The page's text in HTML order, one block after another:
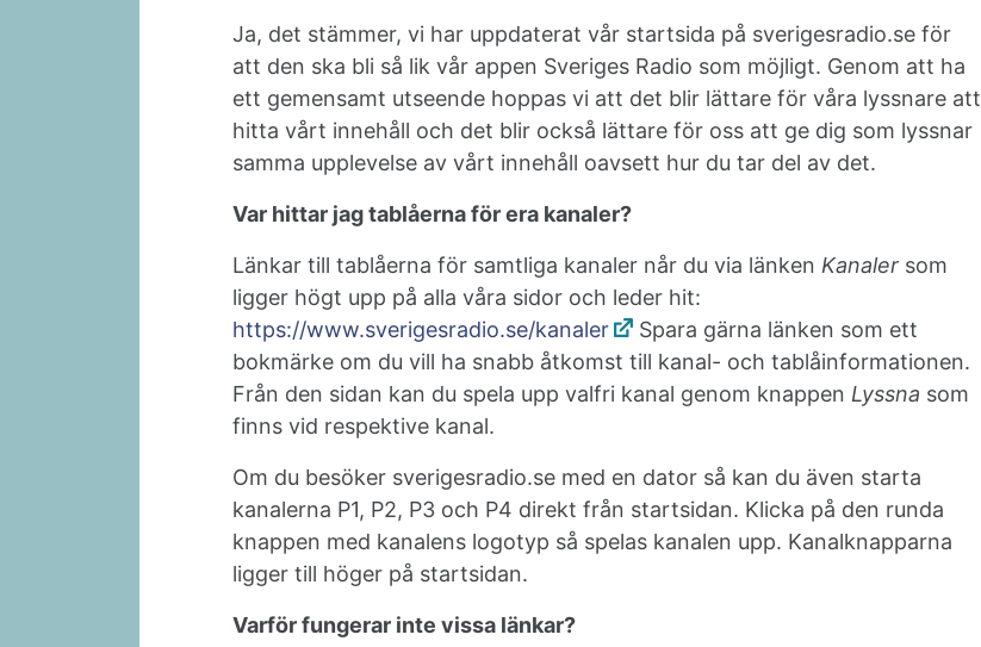
Ja, det stämmer, vi har uppdaterat vår startsida på sverigesradio.se för
att den ska bli så lik vår appen Sveriges Radio som möjligt. Genom att ha
ett gemensamt utseende hoppas vi att det blir lättare för våra lyssnare att
hitta vårt innehåll och det blir också lättare för oss att ge dig som lyssnar
samma upplevelse av vårt innehåll oavsett hur du tar del av det.
Var hittar jag tablåerna för era kanaler?
Länkar till tablåerna för samtliga kanaler når du via länken Kanaler som
ligger högt upp på alla våra sidor och leder hit:
https://www.sverigesradio.se/kanaler
Spara gärna länken som ett
bokmärke om du vill ha snabb åtkomst till kanal- och tablåinformationen.
Från den sidan kan du spela upp valfri kanal genom knappen Lyssna som
finns vid respektive kanal.
Om du besöker sverigesradio.se med en dator så kan du även starta
kanalerna P1, P2, P3 och P4 direkt från startsidan. Klicka på den runda
knappen med kanalens logotyp så spelas kanalen upp. Kanalknapparna
ligger till höger på startsidan.
Varför fungerar inte vissa länkar?